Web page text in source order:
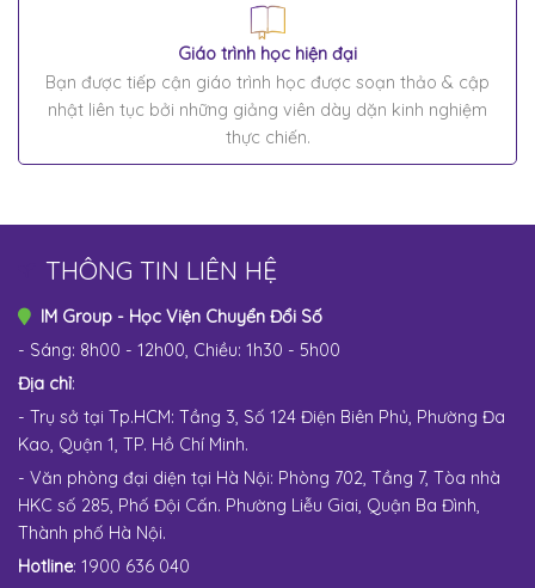
THÔNG TIN LIÊN HỆ
IM Group - Học Viện Chuyển Đổi Số
- Sáng: 8h00 - 12h00, Chiều: 1h30 - 5h00
Địa chỉ:
- Trụ sở tại Tp.HCM: Tầng 3, Số 124 Điện Biên Phủ, Phường Đa
Kao, Quận 1, TP. Hồ Chí Minh.
- Văn phòng đại diện tại Hà Nội: Phòng 702, Tầng 7, Tòa nhà
HKC số 285, Phố Đội Cấn. Phường Liễu Giai, Quận Ba Đình,
Thành phố Hà Nội.
Hotline: 1900 636 040
Giáo trình học hiện đại
Bạn được tiếp cận giáo trình học được soạn thảo & cập
nhật liên tục bởi những giảng viên dày dặn kinh nghiệm
thực chiến.